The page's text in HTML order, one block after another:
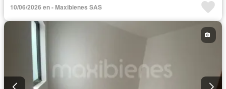
10/06/2026 en - Maxibienes SAS